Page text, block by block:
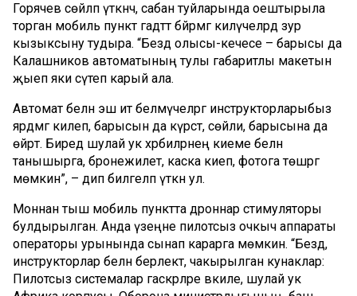
Горячев сөйләп үткәнчә, сабан туйларында оештырыла
торган мобиль пункт гадәттә бәйрәмгә килүчеләрдә зур
кызыксыну тудыра. “Бездә олысы-кечесе – барысы да
Калашников автоматының тулы габаритлы макетын
җыеп яки сүтеп карый ала.
Автомат белән эш итә белмәүчеләргә инструкторларыбыз
ярдәмгә килеп, барысын да күрсәтә, сөйли, барысына да
өйрәтә. Биредә шулай ук хәрбиләрнең киеме белән
танышырга, бронежилет, каска киеп, фотога төшәргә
мөмкин”, – дип билгеләп үткән ул.
Моннан тыш мобиль пунктта дроннар стимуляторы
булдырылган. Анда үзеңне пилотсыз очкыч аппараты
операторы урынында сынап карарга мөмкин. “Бездә,
инструкторлар белән берлектә, чакырылган кунаклар:
Пилотсыз системалар гаскәрләре вәкиле, шулай ук